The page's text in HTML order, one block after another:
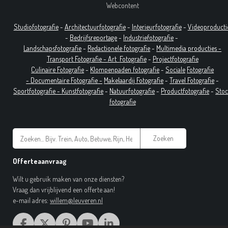
Webcontent
Studiofotografie- Architectuurfotografie- Interieurfotografie-
- Bedrijfsreportage- Industriefotografie-
Landschapsfotografie- Redactionele fotografie- Multimedia producties -
Transport Fotografie - Art Fotografie- Projectfotografie
Culinaire Fotografie- Klompenpaden fotografie-Sociale Fotografie
- Documentaire Fotografie- Makelaardij Fotografie-Travel Fotografie-
Sportfotografie - Kunstfotografie- Natuurfotografie- Productfotografie-
fotografie
Zoeken
Offerteaanvraag
Wilt u gebruik maken van onze diensten?
Vraag dan vrijblijvend een offerte aan!
e-mail adres: willem@leuveren.nl